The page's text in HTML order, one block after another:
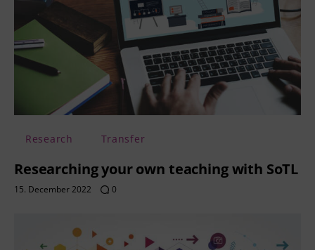
Research Transfer
Researching your own teaching with SoTL
15. December 2022 0